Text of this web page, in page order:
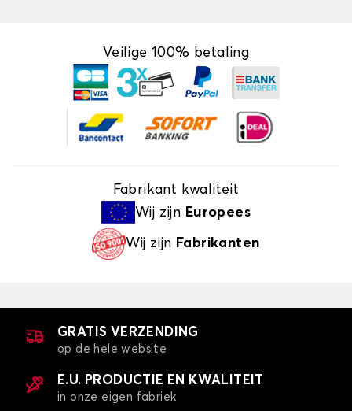
Veilige 100% betaling
Fabrikant kwaliteit
Wij zijn Europees
Wij zijn Fabrikanten
GRATIS VERZENDING
op de hele website
E.U. PRODUCTIE EN KWALITEIT
in onze eigen fabriek